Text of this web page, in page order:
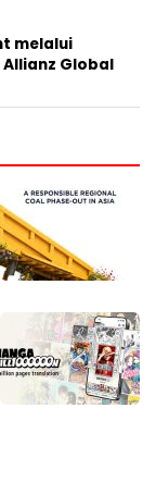
melalui
Global